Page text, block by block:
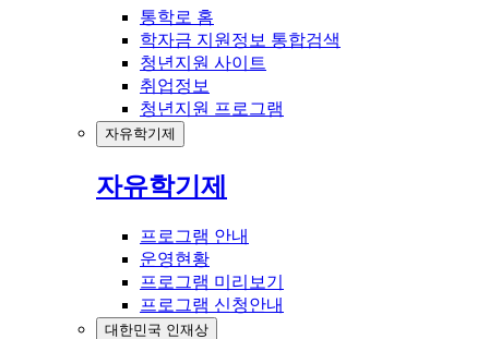
통학로 홈
학자금 지원정보 통합검색
청년지원 사이트
취업정보
청년지원 프로그램
자유학기제
자유학기제
프로그램 안내
운영현황
프로그램 미리보기
프로그램 신청안내
대한민국 인재상